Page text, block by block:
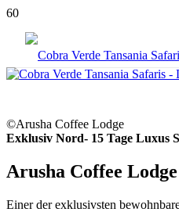
©Arusha Coffee Lodge
Exklusiv Nord- 15 Tage Luxus
Arusha Coffee Lodge
Einer der exklusivsten